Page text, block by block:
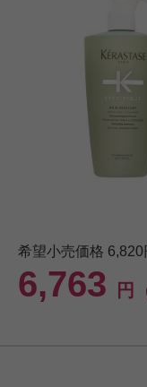
希望小売価格 6,820
6,763 円